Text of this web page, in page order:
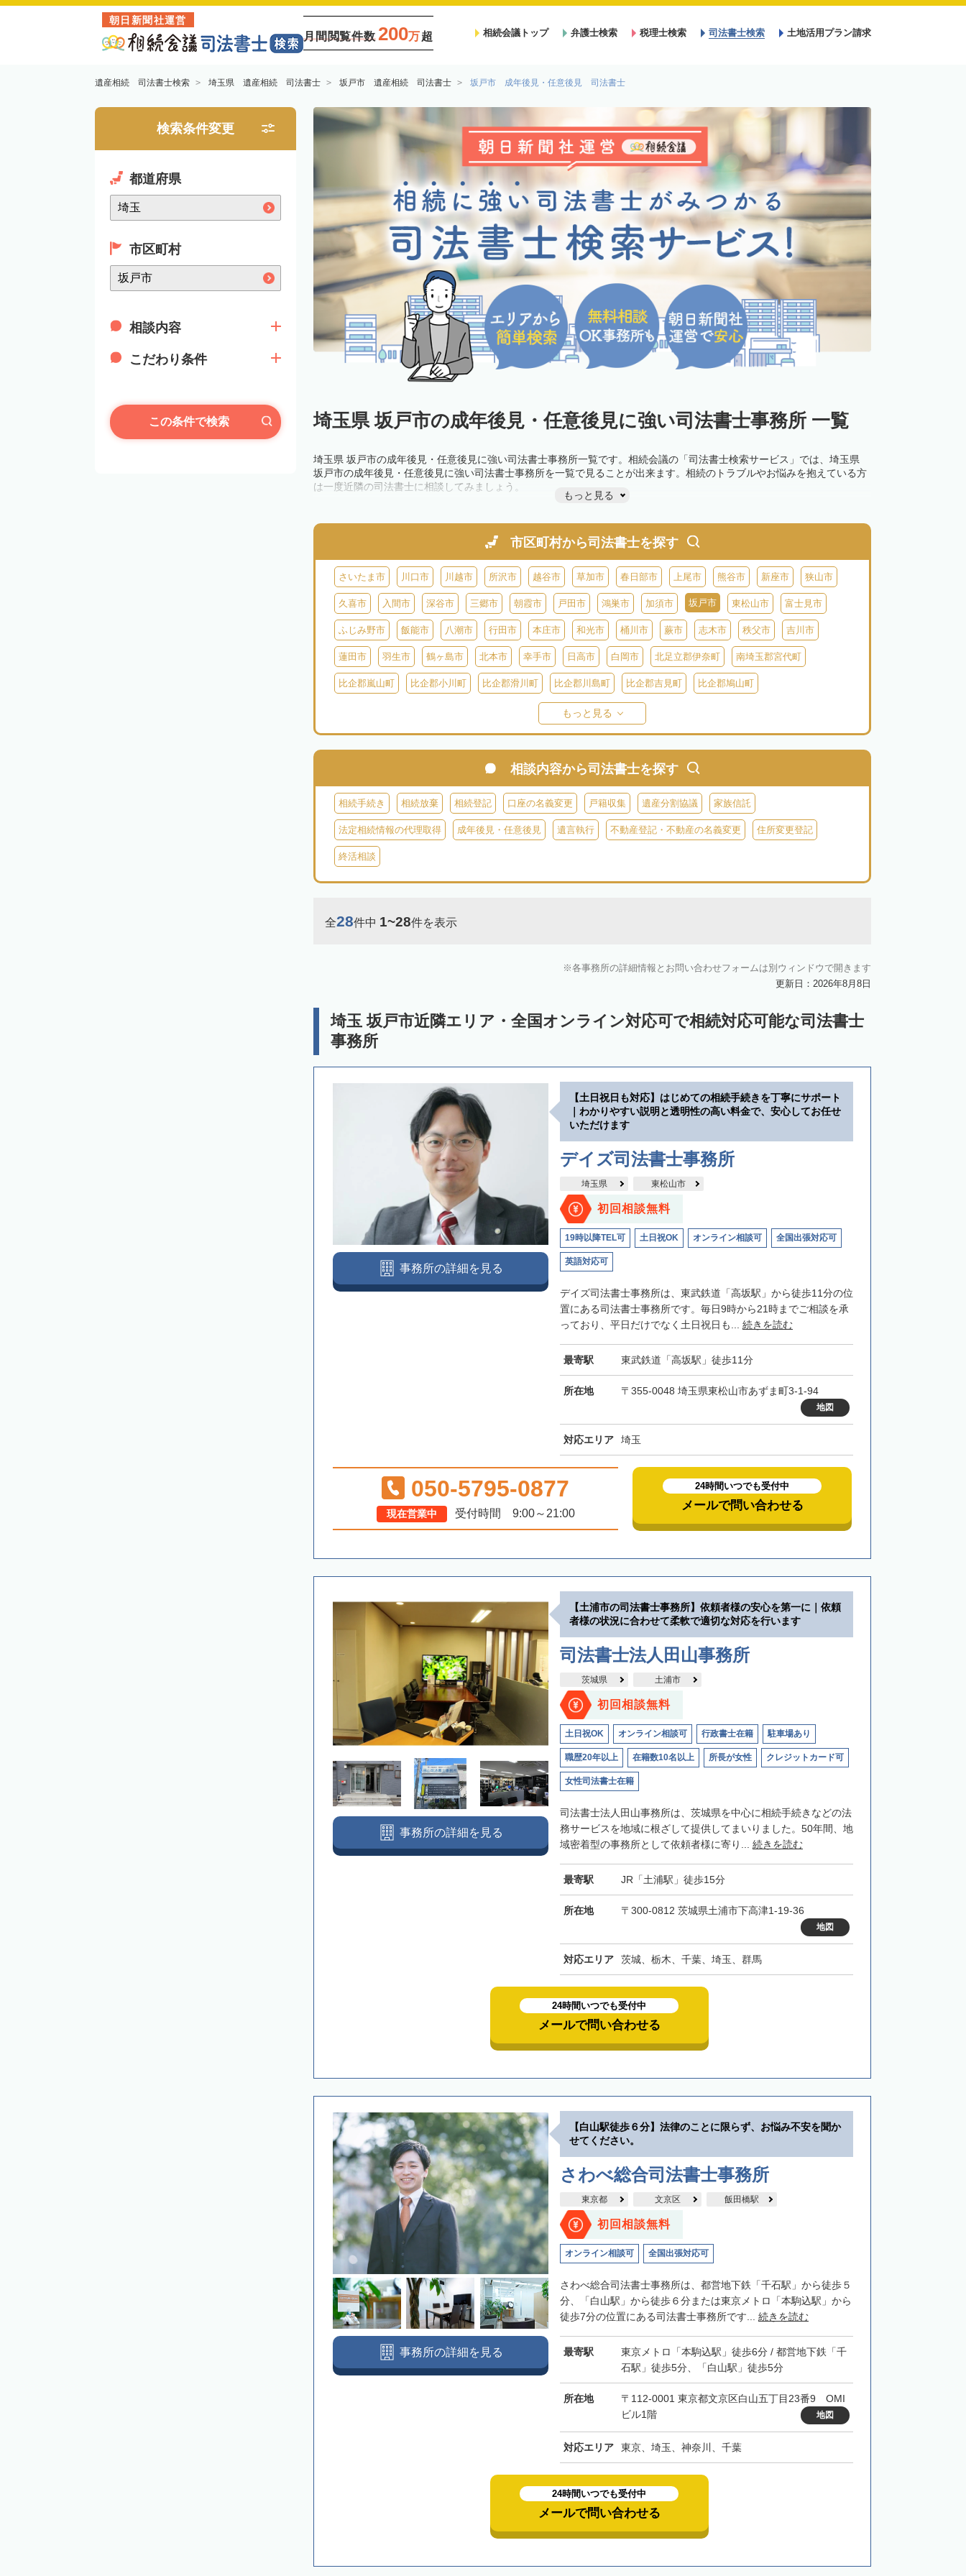
朝日新聞社運営
月間閲覧件数 200万超 相続会議トップ 弁護士検索 税理士検索 司法書士検索 土地活用プラン請求
遺産相続 司法書士検索 埼玉県 遺産相続 司法書士 坂戸市 遺産相続 司法書士 坂戸市 成年後見・任意後見 司法書士
検索条件変更
都道府県
市区町村
相談内容
こだわり条件
この条件で検索 埼玉県 坂戸市の成年後見・任意後見に強い司法書士事務所 一覧
埼玉県 坂戸市の成年後見・任意後見に強い司法書士事務所一覧です。相続会議の「司法書士検索サービス」では、埼玉県
坂戸市の成年後見・任意後見に強い司法書士事務所を一覧で見ることが出来ます。相続のトラブルやお悩みを抱えている方
は一度近隣の司法書士に相談してみましょう。
もっと見る
市区町村から司法書士を探す
さいたま市 川口市 川越市 所沢市 越谷市 草加市 春日部市 上尾市 熊谷市 新座市 狭山市
久喜市 入間市 深谷市 三郷市 朝霞市 戸田市 鴻巣市 加須市 坂戸市 東松山市 富士見市
ふじみ野市 飯能市 八潮市 行田市 本庄市 和光市 桶川市 蕨市 志木市 秩父市 吉川市
蓮田市 羽生市 鶴ヶ島市 北本市 幸手市 日高市 白岡市 北足立郡伊奈町 南埼玉郡宮代町
比企郡嵐山町 比企郡小川町 比企郡滑川町 比企郡川島町 比企郡吉見町 比企郡鳩山町
入間郡毛呂山町 入間郡越生町
児玉郡上里町 児玉郡神川町 児玉郡美里町 大里郡寄居町 秩父郡小鹿野町 秩父郡皆野町 秩父郡横瀬町
もっと見る
相談内容から司法書士を探す
相続手続き 相続放棄 相続登記 口座の名義変更 戸籍収集 遺産分割協議 家族信託
法定相続情報の代理取得 成年後見・任意後見 遺言執行 不動産登記・不動産の名義変更 住所変更登記
終活相談
全28件中 1~28件を表示
各事務所の詳細情報とお問い合わせフォームは別ウィンドウで開きます
更新日：2026年8月8日
埼玉 坂戸市近隣エリア・全国オンライン対応可で相続対応可能な司法書士
事務所
【土日祝日も対応】はじめての相続手続きを丁寧にサポート
｜わかりやすい説明と透明性の高い料金で、安心してお任せ
いただけます
デイズ司法書士事務所
埼玉県 東松山市
初回相談無料
19時以降TEL可 土日祝OK オンライン相談可 全国出張対応可
英語対応可
デイズ司法書士事務所は、東武鉄道「高坂駅」から徒歩11分の位
置にある司法書士事務所です。毎日9時から21時までご相談を承
っており、平日だけでなく土日祝日も... 続きを読む
最寄駅 東武鉄道「高坂駅」徒歩11分
所在地 〒355-0048 埼玉県東松山市あずま町3-1-94
地図
対応エリア 埼玉
事務所の詳細を見る
050-5795-0877
現在営業中 受付時間 9:00～21:00
24時間いつでも受付中
メールで問い合わせる
【土浦市の司法書士事務所】依頼者様の安心を第一に｜依頼
者様の状況に合わせて柔軟で適切な対応を行います
司法書士法人田山事務所
茨城県 土浦市
初回相談無料
土日祝OK オンライン相談可 行政書士在籍 駐車場あり
職歴20年以上 在籍数10名以上 所長が女性 クレジットカード可
女性司法書士在籍
司法書士法人田山事務所は、茨城県を中心に相続手続きなどの法
務サービスを地域に根ざして提供してまいりました。50年間、地
域密着型の事務所として依頼者様に寄り... 続きを読む
最寄駅 JR「土浦駅」徒歩15分
所在地 〒300-0812 茨城県土浦市下高津1-19-36
地図
対応エリア 茨城、栃木、千葉、埼玉、群馬
事務所の詳細を見る
24時間いつでも受付中
メールで問い合わせる
【白山駅徒歩６分】法律のことに限らず、お悩み不安を聞か
せてください。
さわべ総合司法書士事務所
東京都 文京区 飯田橋駅
初回相談無料
オンライン相談可 全国出張対応可
さわべ総合司法書士事務所は、都営地下鉄「千石駅」から徒歩５
分、「白山駅」から徒歩６分または東京メトロ「本駒込駅」から
徒歩7分の位置にある司法書士事務所です... 続きを読む
最寄駅
東京メトロ「本駒込駅」徒歩6分 / 都営地下鉄「千
石駅」徒歩5分、「白山駅」徒歩5分
所在地
〒112-0001 東京都文京区白山五丁目23番9 OMI
ビル1階
地図
対応エリア 東京、埼玉、神奈川、千葉
事務所の詳細を見る
24時間いつでも受付中
メールで問い合わせる